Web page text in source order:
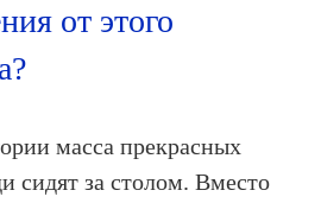
от этого
масса прекрасных
сидят за столом. Вместо